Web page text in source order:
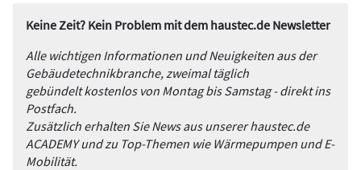
Keine Zeit? Kein Problem mit dem haustec.de Newsletter
Alle wichtigen Informationen und Neuigkeiten aus der
Gebäudetechnikbranche, zweimal täglich
gebündelt kostenlos von Montag bis Samstag - direkt ins
Postfach.
Zusätzlich erhalten Sie News aus unserer haustec.de
ACADEMY und zu Top-Themen wie Wärmepumpen und E-
Mobilität.